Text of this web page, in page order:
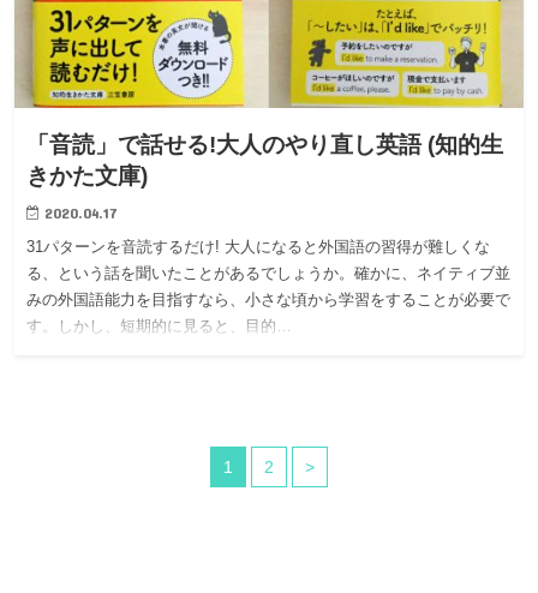
「音読」で話せる!大人のやり直し英語 (知的生
きかた文庫)
2020.04.17
31パターンを音読するだけ! 大人になると外国語の習得が難しくな
る、という話を聞いたことがあるでしょうか。確かに、ネイティブ並
みの外国語能力を目指すなら、小さな頃から学習をすることが必要で
す。しかし、短期的に見ると、目的…
1 2 >